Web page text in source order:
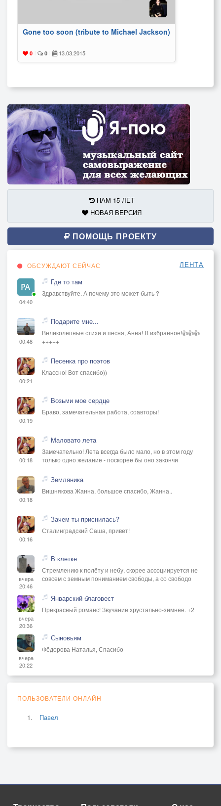
Gone too soon (tribute to Michael Jackson)
0 0 13.03.2015
НАМ 15 ЛЕТ
НОВАЯ ВЕРСИЯ
ПОМОЩЬ ПРОЕКТУ
ОБСУЖДАЮТ СЕЙЧАС ЛЕНТА
04:40
Где то там
Здравствуйте. А почему это может быть ?
00:48
Подарите мне...
Великолепные стихи и песня, Анна! В избранное!👍👍👍
+++++
00:21
Песенка про поэтов
Классно! Вот спасибо))
00:19
Возьми мое сердце
Браво, замечательная работа, соавторы!
00:18
Маловато лета
Замечательно! Лета всегда было мало, но в этом году
только одно желание - поскорее бы оно закончи
00:18
Земляника
Вишнякова Жанна, большое спасибо, Жанна..
00:16
Зачем ты приснилась?
Сталинградский Саша, привет!
вчера
20:46
В клетке
Стремлению к полёту и небу, скорее ассоциируется не
совсем с земным пониманием свободы, а со свободо
вчера
20:36
Январский благовест
Прекрасный романс! Звучание хрустально-зимнее. +2
вчера
20:22
Сыновьям
Фёдорова Наталья, Спасибо
ПОЛЬЗОВАТЕЛИ ОНЛАЙН
Павел